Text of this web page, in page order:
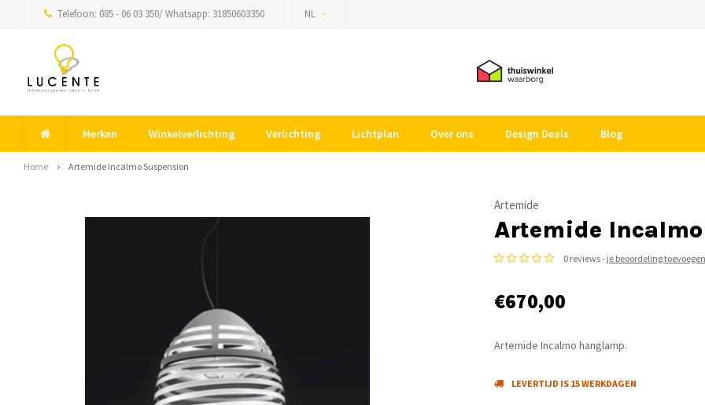
Telefoon: 085 - 06 03 350/ Whatsapp: 31850603350 NL
Merken Winkelverlichting Verlichting Lichtplan Over ons Design Deals Blog
Home Artemide Incalmo Suspension
Artemide
Artemide
0 reviews - je beoordeling toevoegen
€670,00
Artemide Incalmo hanglamp.
LEVERTIJD IS 15 WERKDAGEN